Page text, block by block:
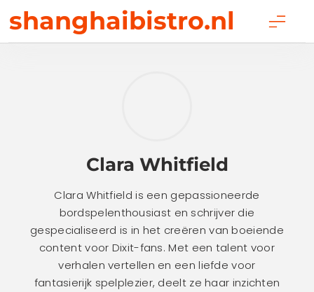
to
content
shanghaibistro.nl
Clara Whitfield
Clara Whitfield is een gepassioneerde
bordspelenthousiast en schrijver die
gespecialiseerd is in het creëren van boeiende
content voor Dixit-fans. Met een talent voor
verhalen vertellen en een liefde voor
fantasierijk spelplezier, deelt ze haar inzichten